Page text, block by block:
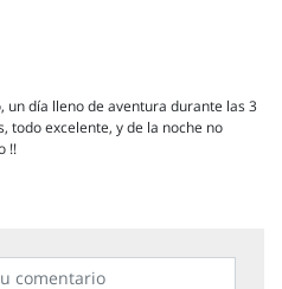
un día lleno de aventura durante las 3
todo excelente, y de la noche no
!!